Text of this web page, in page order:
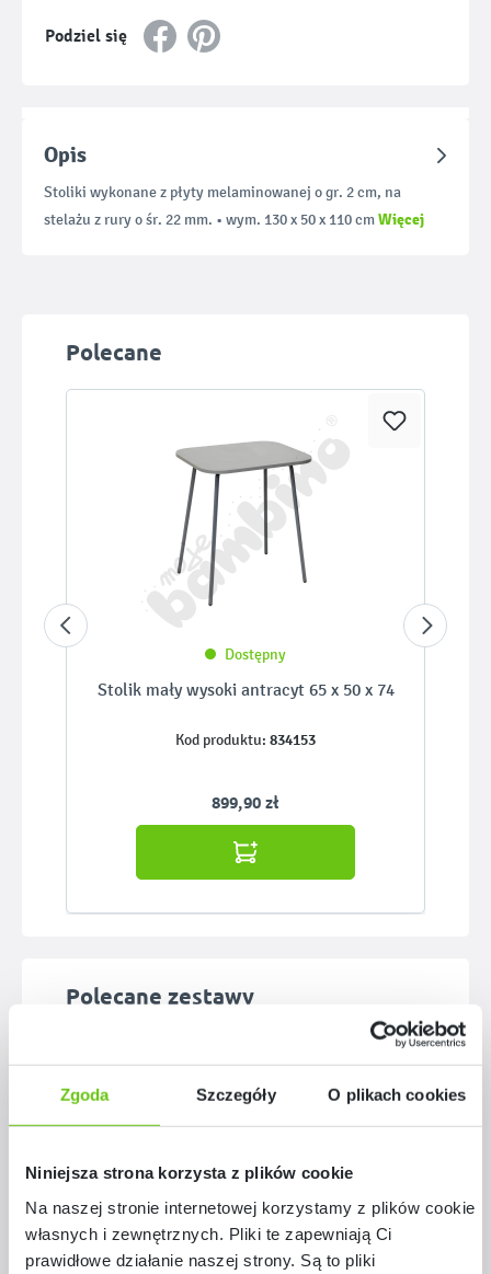
Zgoda Szczegóły O plikach cookies
Niniejsza strona korzysta z plików cookie
Na naszej stronie internetowej korzystamy z plików cookie:
własnych i zewnętrznych. Pliki te zapewniają Ci
prawidłowe działanie naszej strony. Są to pliki
Podziel się
Opis
Stoliki wykonane z płyty melaminowanej o gr. 2 cm, na
stelażu z rury o śr. 22 mm. • wym. 130 x 50 x 110 cmWięcej
Pomiń galerię produktów
Polecane
Dostępny
Stolik mały wysoki antracyt 65 x 50 x 74
Kod produktu: 834153
899,90 zł
Pomiń galerię produktów
Polecane zestawy